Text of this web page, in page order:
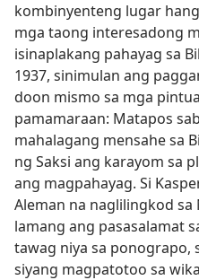
kombinyenteng lugar
mga taong interesadong
isinaplakang pahayag sa
1937, sinimulan ang
doon mismo sa mga
pamamaraan: Matapos
mahalagang mensahe sa
ng Saksi ang karayom sa
ang magpahayag. Si
Aleman na naglilingkod sa
lamang ang pasasalamat
tawag niya sa ponograpo,
siyang magpatotoo sa